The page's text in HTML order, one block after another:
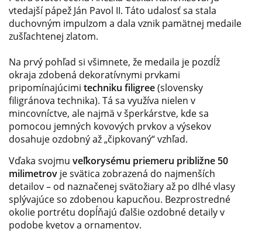
vtedajší pápež Ján Pavol II. Táto udalosť sa stala
duchovným impulzom a dala vznik pamätnej medaile
zušľachtenej zlatom.
Na prvý pohľad si všimnete, že medaila je pozdĺž
okraja zdobená dekoratívnymi prvkami
pripomínajúcimi techniku filigree(slovensky
filigránova technika). Tá sa využíva nielen v
mincovníctve, ale najmä v šperkárstve, kde sa
pomocou jemných kovových prvkov a výsekov
dosahuje ozdobný až „čipkovaný“ vzhľad.
Vďaka svojmu veľkorysému priemeru približne 50
milimetrov je svätica zobrazená do najmenších
detailov – od naznačenej svätožiary až po dlhé vlasy
splývajúce so zdobenou kapucňou. Bezprostredné
okolie portrétu dopĺňajú ďalšie ozdobné detaily v
podobe kvetov a ornamentov.